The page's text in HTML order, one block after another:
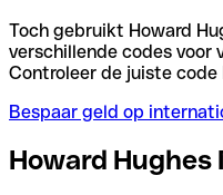
Toch gebruikt Howard
verschillende codes voor
Controleer de juiste
Bespaar geld op
Howard